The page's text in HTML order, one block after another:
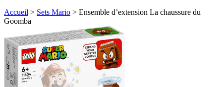
Accueil > Sets Mario > Ensemble d’extension La chaussure du
Goomba